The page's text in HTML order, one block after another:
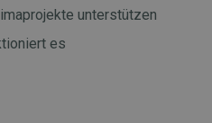
unterstützen
es